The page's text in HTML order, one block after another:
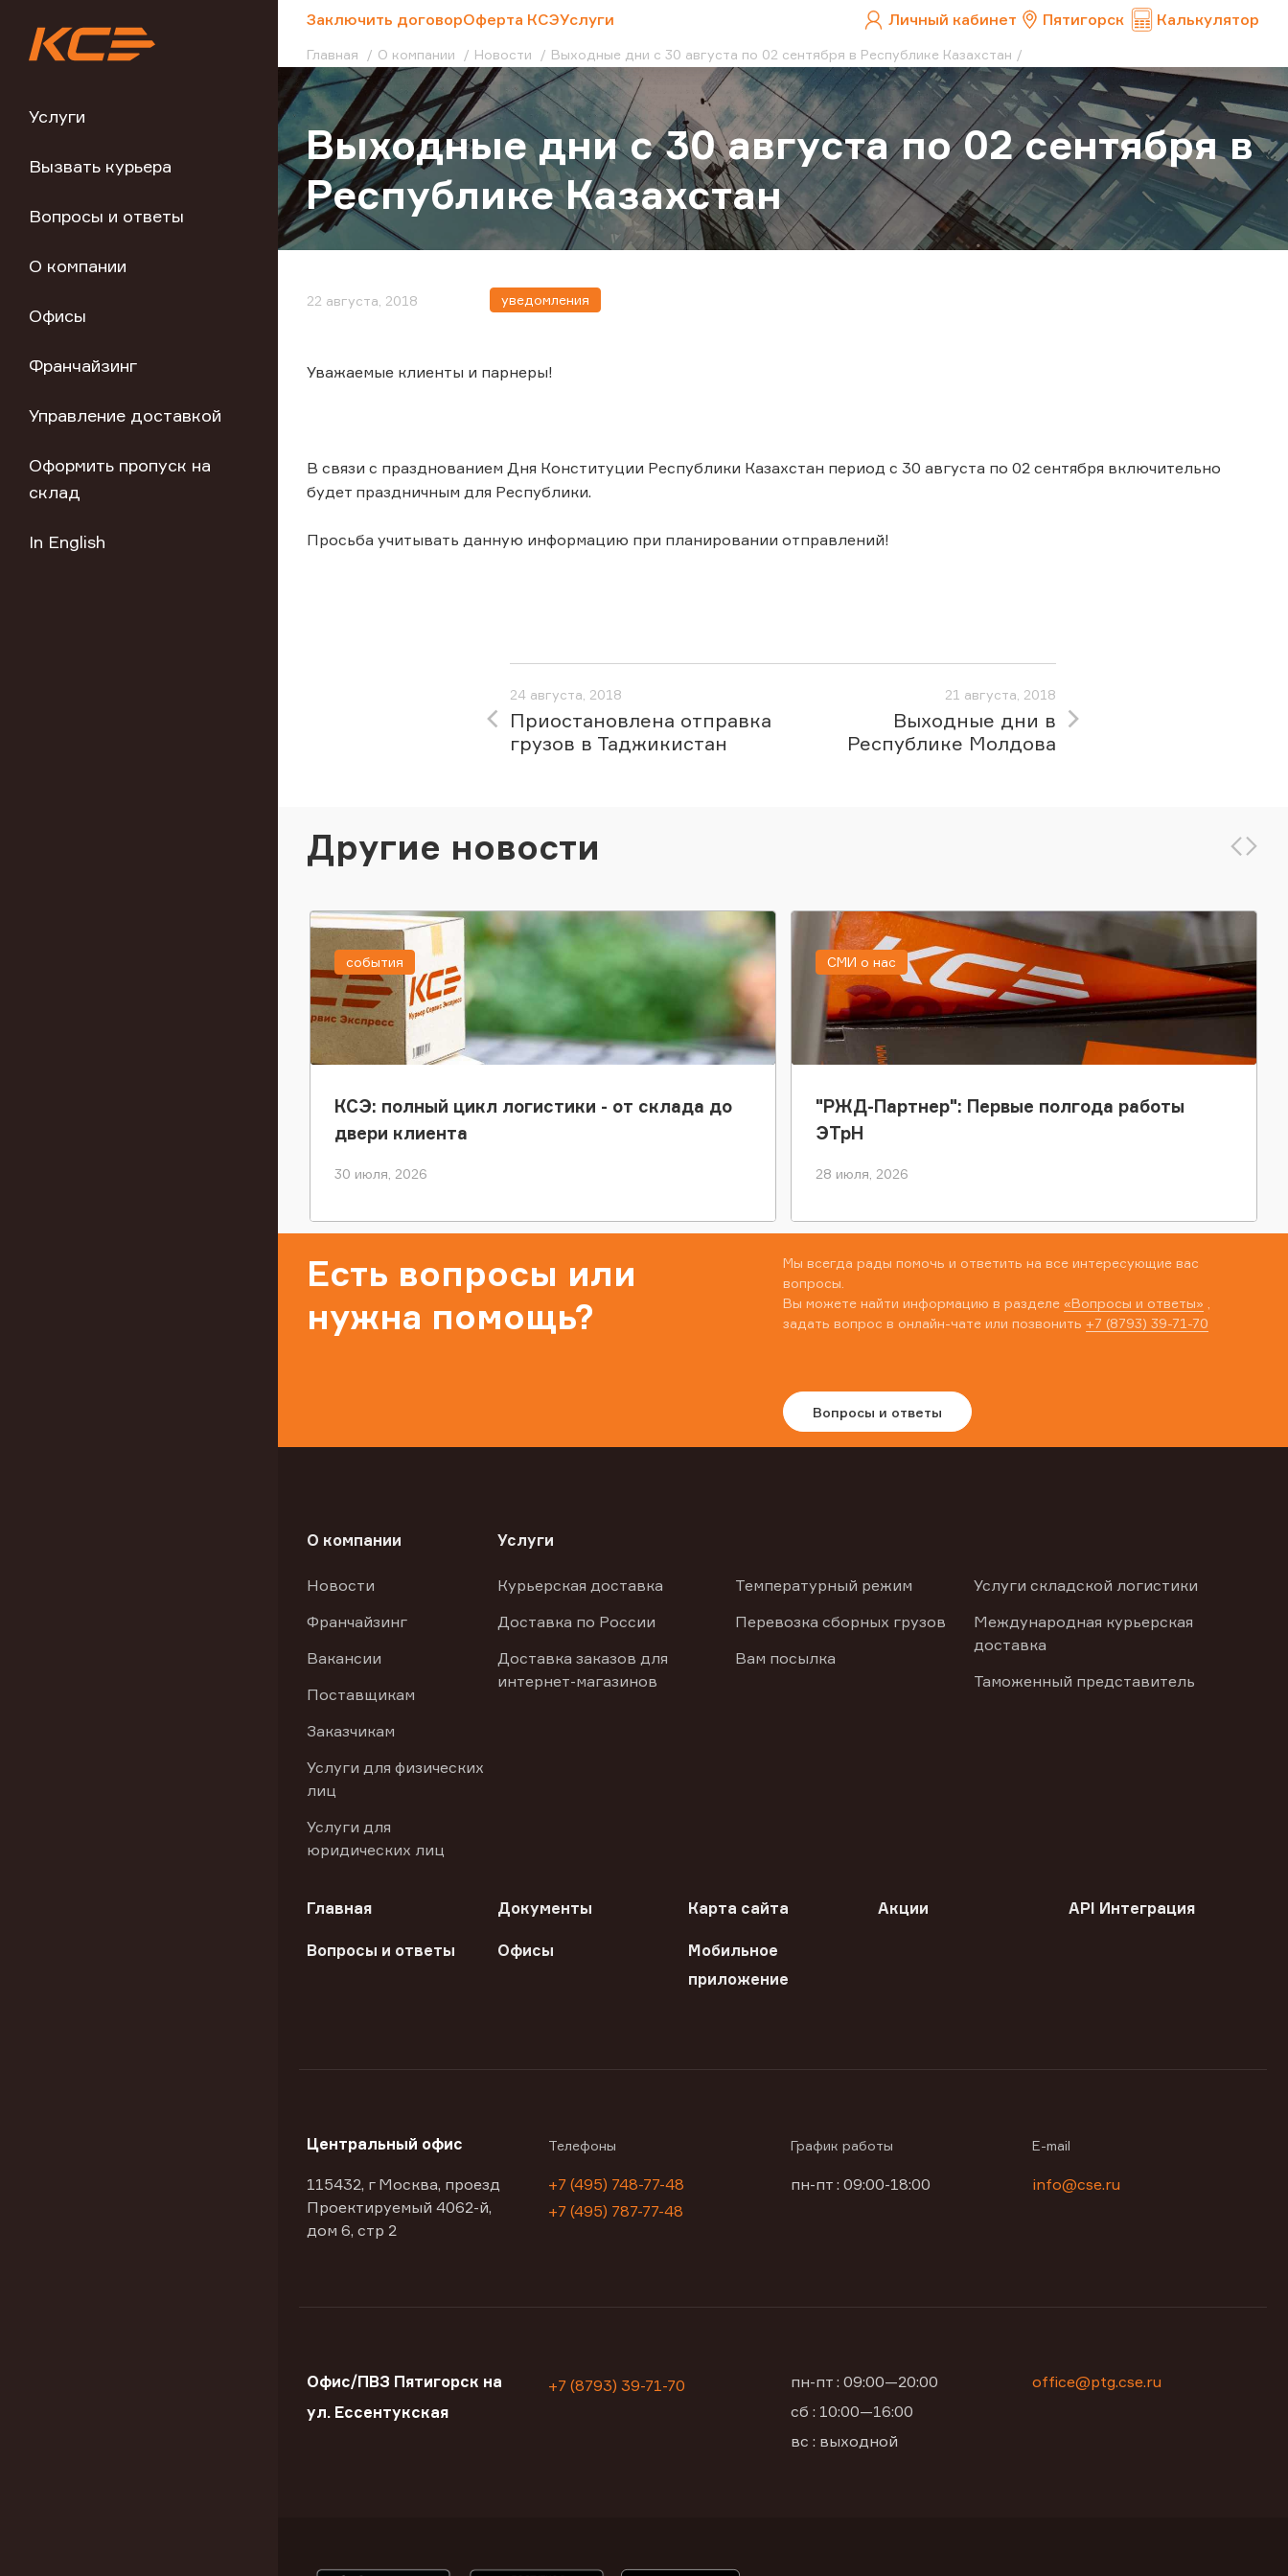
Услуги
Вызвать курьера
Вопросы и ответы
О компании
Офисы
Франчайзинг
Управление доставкой
Оформить пропуск на
склад
In English
Заключить договорОферта КСЭУслуги Личный кабинет Пятигорск Калькулятор
Главная О компании Новости Выходные дни с 30 августа по 02 сентября в Республике Казахстан
Выходные дни с 30 августа по 02 сентября в
Республике Казахстан
22 августа, 2018 уведомления
Уважаемые клиенты и парнеры!
В связи с празднованием Дня Конституции Республики Казахстан период с 30 августа по 02 сентября включительно
будет праздничным для Республики.
Просьба учитывать данную информацию при планировании отправлений!
24 августа, 2018
Приостановлена отправка
грузов в Таджикистан
21 августа, 2018
Выходные дни в
Республике Молдова
Другие новости
КСЭ: полный цикл логистики - от склада до
двери клиента
30 июля, 2026
события
"РЖД-Партнер": Первые полгода работы
ЭТрН
28 июля, 2026
СМИ о нас
Есть вопросы или
нужна помощь?
Мы всегда рады помочь и ответить на все интересующие вас
вопросы.
Вы можете найти информацию в разделе «Вопросы и ответы»
задать вопрос в онлайн-чате или позвонить +7 (8793) 39-71-70
Вопросы и ответы
О компании
Новости
Франчайзинг
Вакансии
Поставщикам
Заказчикам
Услуги для физических
лиц
Услуги для
юридических лиц
Услуги
Курьерская доставка
Доставка по России
Доставка заказов для
интернет-магазинов
Температурный режим
Перевозка сборных грузов
Вам посылка
Услуги складской логистики
Международная курьерская
доставка
Таможенный представитель
Главная Документы Карта сайта Акции API Интеграция
Вопросы и ответы Офисы
Мобильное
приложение
Центральный офис
115432, г Москва, проезд
Проектируемый 4062-й,
дом 6, стр 2
Телефоны
+7 (495) 748-77-48
+7 (495) 787-77-48
График работы
пн-пт : 09:00-18:00
E-mail
info@cse.ru
Офис/ПВЗ Пятигорск на
ул. Ессентукская
+7 (8793) 39-71-70
пн-пт : 09:00—20:00
сб : 10:00—16:00
вс : выходной
office@ptg.cse.ru